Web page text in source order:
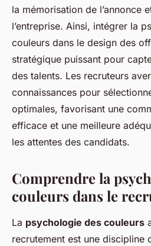
la mémorisation de l’annonce
l’entreprise. Ainsi, intégrer la
couleurs dans le design des
stratégique puissant pour
des talents. Les recruteurs
connaissances pour
optimales, favorisant une
efficace et une meilleure
les attentes des candidats.
Comprendre la
couleurs dans le
La psychologie des couleurs
recrutement est une discipline